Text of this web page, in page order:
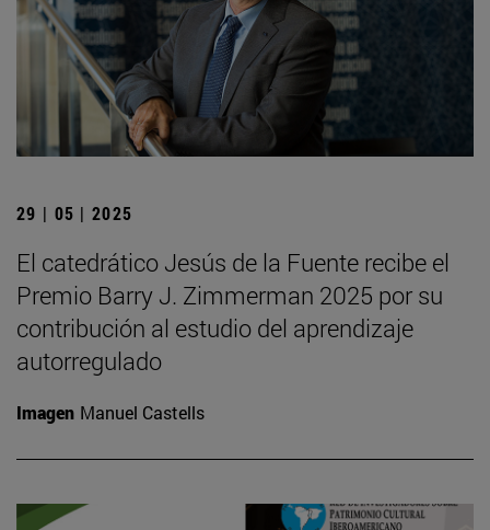
29 | 05 | 2025
El catedrático Jesús de la Fuente recibe el
Premio Barry J. Zimmerman 2025 por su
contribución al estudio del aprendizaje
autorregulado
Imagen Manuel Castells